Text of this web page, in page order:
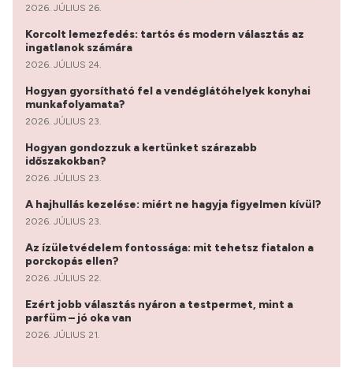
2026. JÚLIUS 26.
Korcolt lemezfedés: tartós és modern választás az
ingatlanok számára
2026. JÚLIUS 24.
Hogyan gyorsítható fel a vendéglátóhelyek konyhai
munkafolyamata?
2026. JÚLIUS 23.
Hogyan gondozzuk a kertünket szárazabb
időszakokban?
2026. JÚLIUS 23.
A hajhullás kezelése: miért ne hagyja figyelmen kívül?
2026. JÚLIUS 23.
Az ízületvédelem fontossága: mit tehetsz fiatalon a
porckopás ellen?
2026. JÚLIUS 22.
Ezért jobb választás nyáron a testpermet, mint a
parfüm – jó oka van
2026. JÚLIUS 21.